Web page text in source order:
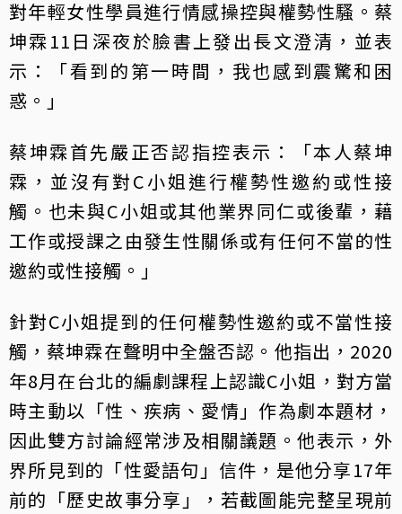
對年輕女性學員進行情感操控與權勢性騷。蔡
坤霖11日深夜於臉書上發出長文澄清，並表
示：「看到的第一時間，我也感到震驚和困
惑。」
蔡坤霖首先嚴正否認指控表示：「本人蔡坤
霖，並沒有對C小姐進行權勢性邀約或性接
觸。也未與C小姐或其他業界同仁或後輩，藉
工作或授課之由發生性關係或有任何不當的性
邀約或性接觸。」
針對C小姐提到的任何權勢性邀約或不當性接
觸，蔡坤霖在聲明中全盤否認。他指出，2020
年8月在台北的編劇課程上認識C小姐，對方當
時主動以「性、疾病、愛情」作為劇本題材，
因此雙方討論經常涉及相關議題。他表示，外
界所見到的「性愛語句」信件，是他分享17年
前的「歷史故事分享」，若截圖能完整呈現前